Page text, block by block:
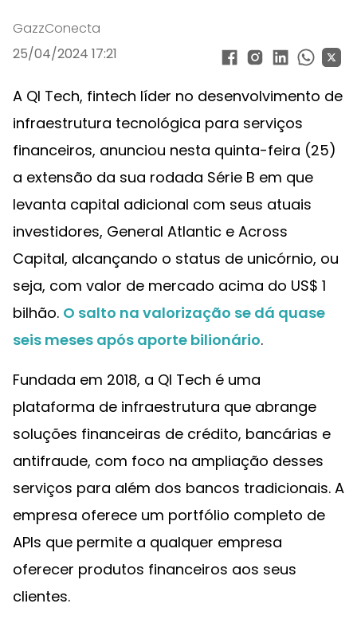
GazzConecta
25/04/2024 17:21
A QI Tech, fintech líder no desenvolvimento de
infraestrutura tecnológica para serviços
financeiros, anunciou nesta quinta-feira (25)
a extensão da sua rodada Série B em que
levanta capital adicional com seus atuais
investidores, General Atlantic e Across
Capital, alcançando o status de unicórnio, ou
seja, com valor de mercado acima do US$ 1
bilhão. O salto na valorização se dá quase
seis meses após aporte bilionário.
Fundada em 2018, a QI Tech é uma
plataforma de infraestrutura que abrange
soluções financeiras de crédito, bancárias e
antifraude, com foco na ampliação desses
serviços para além dos bancos tradicionais. A
empresa oferece um portfólio completo de
APIs que permite a qualquer empresa
oferecer produtos financeiros aos seus
clientes.